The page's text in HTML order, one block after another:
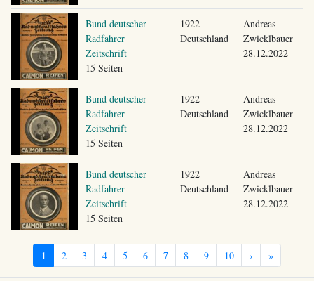
Bund deutscher
Radfahrer
Zeitschrift
15 Seiten
1922
Deutschland
Andreas
Zwicklbauer
28.12.2022
Bund deutscher
Radfahrer
Zeitschrift
15 Seiten
1922
Deutschland
Andreas
Zwicklbauer
28.12.2022
Bund deutscher
Radfahrer
Zeitschrift
15 Seiten
1922
Deutschland
Andreas
Zwicklbauer
28.12.2022
1 2 3 4 5 6 7 8 9 10 › »